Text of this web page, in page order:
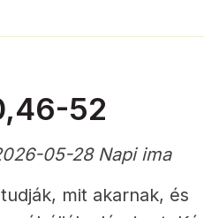
52
05-28 Napi ima
mit akarnak, és